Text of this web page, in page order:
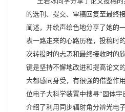
的选刊、提交、审稿回复至最终
阐述，并绘声绘色地分享了她的
表一路走来的心路历程，投稿时
次转投时的忐忑和最终接收时的
键是坚持不懈地改进和提高论文
大都感同身受，有很强的借鉴作
位电子大科学装置中搜寻“固体
介绍了利用同步辐射角分辨光电